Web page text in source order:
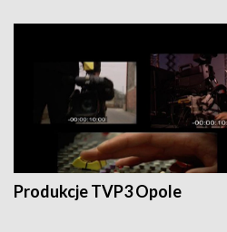
Produkcje TVP3 Opole